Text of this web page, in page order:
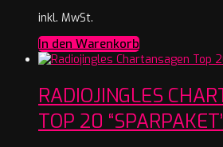
inkl. MwSt.
In den Warenkorb
RADIOJINGLES
TOP 20